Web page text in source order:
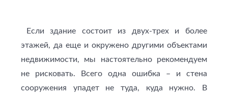
Если здание состоит из двух-трех и более
этажей, да еще и окружено другими объектами
недвижимости, мы настоятельно рекомендуем
не рисковать. Всего одна ошибка – и стена
сооружения упадет не туда, куда нужно. В